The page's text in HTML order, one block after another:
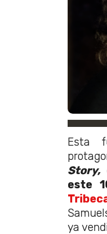
Esta
Story,
este
ya